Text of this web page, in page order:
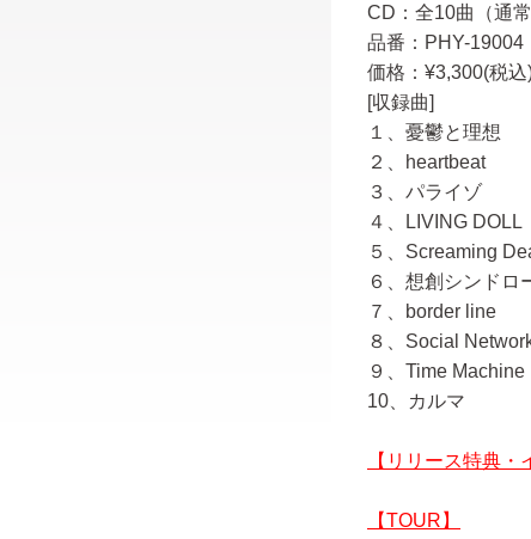
CD：全10曲（通
品番：PHY-19004
価格：¥3,300(税
[収録曲]
１、憂鬱と理想
２、heartbeat
３、パライゾ
４、LIVING DOLL
５、Screaming
６、想創シンドロ
７、border line
８、Social
９、Time Machine
10、カルマ
【リリース特典・
【TOUR】